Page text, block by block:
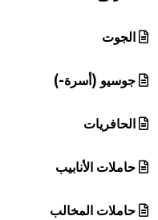
الجوت
جوسيو (أسرة-)
الحافريات
حاملات الأنابيب
حاملات المخالب